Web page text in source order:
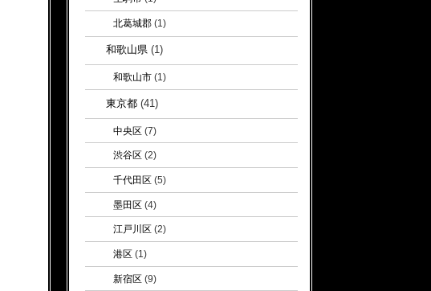
北葛城郡(1)
和歌山県(1)
和歌山市(1)
東京都(41)
中央区(7)
渋谷区 (2)
千代田区(5)
墨田区(4)
江戸川区 (2)
港区(1)
新宿区(9)